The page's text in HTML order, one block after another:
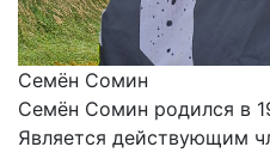
Семён Сомин
Семён Сомин родился в
Является действующим